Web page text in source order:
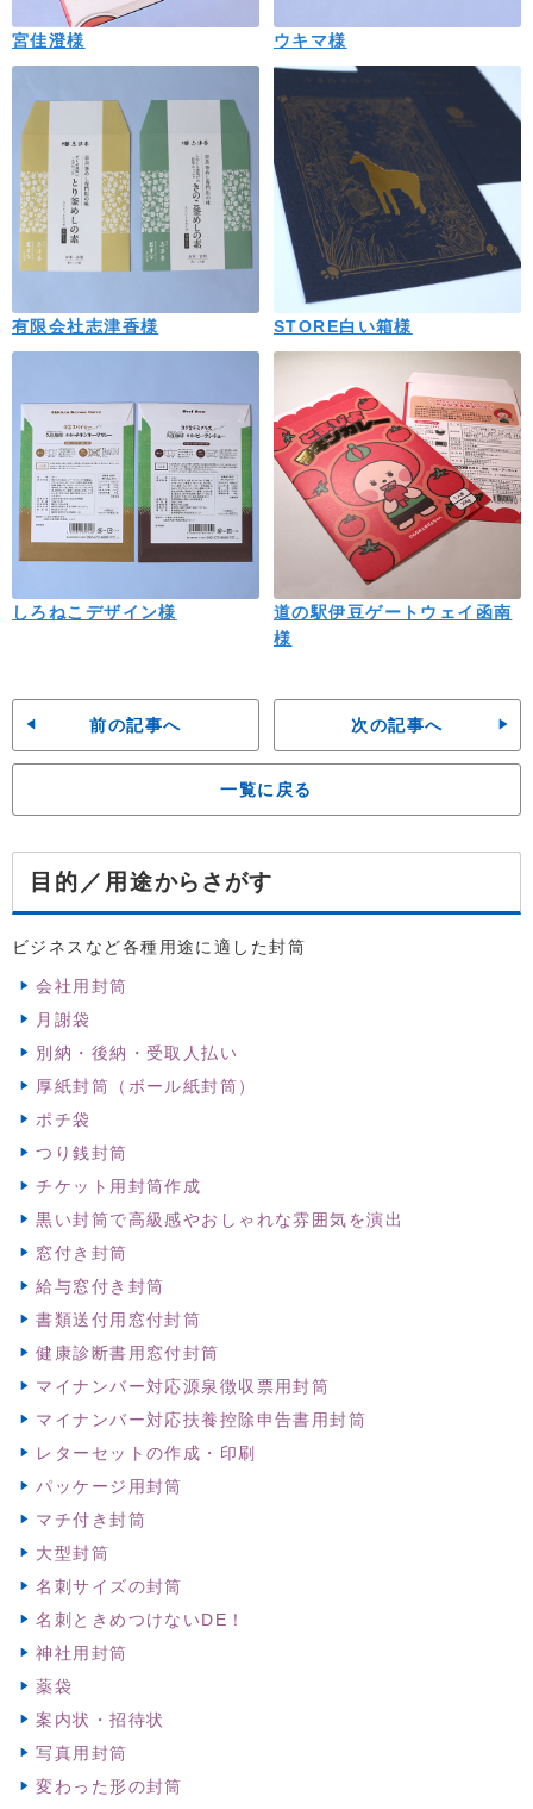
宮佳澄様 ウキマ様
有限会社志津香様 STORE白い箱様
しろねこデザイン様
道の駅伊豆ゲートウェイ函南
様
前の記事へ
一覧に戻る
次の記事へ
目的／用途からさがす
ビジネスなど各種用途に適した封筒
会社用封筒
月謝袋
別納・後納・受取人払い
厚紙封筒（ボール紙封筒）
ポチ袋
つり銭封筒
チケット用封筒作成
黒い封筒で高級感やおしゃれな雰囲気を演出
窓付き封筒
給与窓付き封筒
書類送付用窓付封筒
健康診断書用窓付封筒
マイナンバー対応源泉徴収票用封筒
マイナンバー対応扶養控除申告書用封筒
レターセットの作成・印刷
パッケージ用封筒
マチ付き封筒
大型封筒
名刺サイズの封筒
名刺ときめつけないDE！
神社用封筒
薬袋
案内状・招待状
写真用封筒
変わった形の封筒